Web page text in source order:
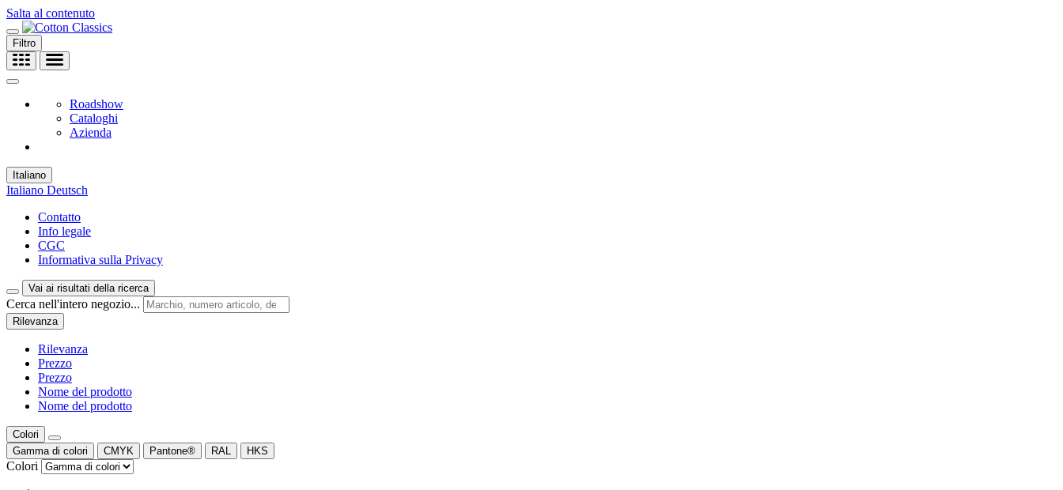
Salta al contenuto
Filtro
Roadshow
Cataloghi
Azienda
Italiano
Italiano Deutsch
Contatto
Info legale
CGC
Informativa sulla Privacy
Vai ai risultati della ricerca
Cerca nell'intero negozio...
Rilevanza
Rilevanza
Prezzo
Prezzo
Nome del prodotto
Nome del prodotto
Colori
Gamma di colori
CMYK Pantone® RAL HKS
Colori